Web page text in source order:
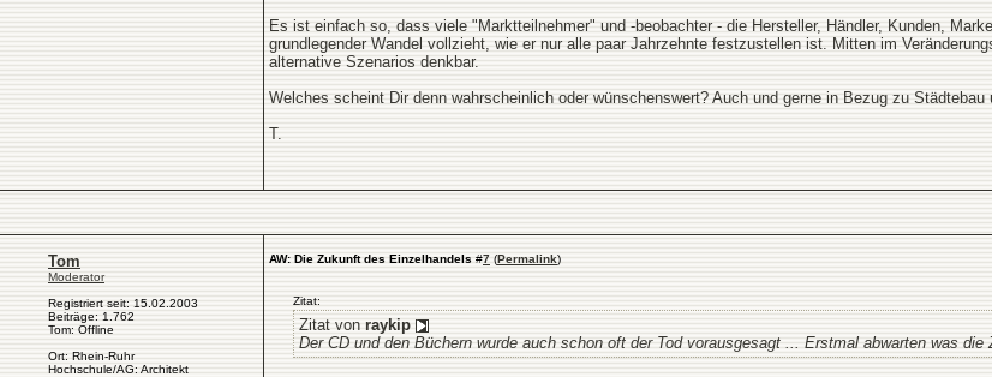
Es ist einfach so, dass viele "Marktteilnehmer" und -beobachter - die Hersteller, Händler, Kunden,
grundlegender Wandel vollzieht, wie er nur alle paar Jahrzehnte festzustellen ist. Mitten im
alternative Szenarios denkbar.
Welches scheint Dir denn wahrscheinlich oder wünschenswert? Auch und gerne in Bezug zu
T.
Tom
Moderator
Registriert seit: 15.02.2003
Beiträge: 1.762
Tom: Offline
Ort: Rhein-Ruhr
Hochschule/AG: Architekt
AW: Die Zukunft des Einzelhandels #7 (Permalink)
Zitat:
Zitat von raykip
Der CD und den Büchern wurde auch schon oft der Tod vorausgesagt ... Erstmal abwarten was